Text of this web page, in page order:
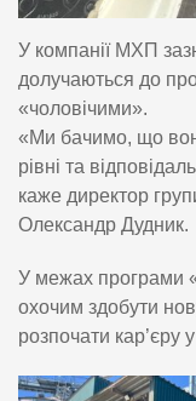
У компанії МХП
долучаються до
«чоловічими».
«Ми бачимо, що
рівні та
каже директор
Олександр Дудник.
У межах програми
охочим здобути
розпочати кар’єру